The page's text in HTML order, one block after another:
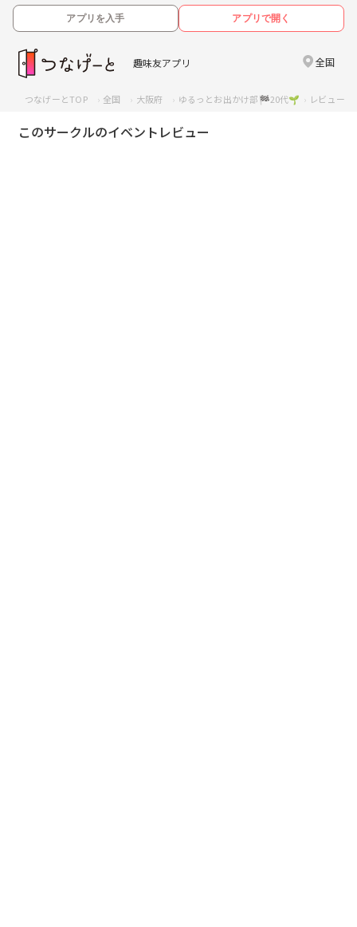
アプリを入手 アプリで開く
趣味友アプリ 全国
つなげーとTOP 全国 大阪府 ゆるっとお出かけ部🏁20代🌱 レビュー一
このサークルのイベントレビュー